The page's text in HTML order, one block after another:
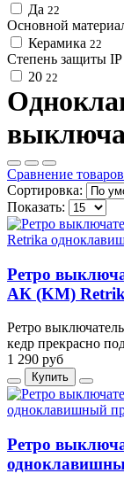
Да 22
Основной
Керамика 22
Степень защиты IP
20 22
Сравнение
Сортировка:
Показать:
Ретро
АК (KM)
Ретро
кедр прекрасно
1 290 руб
Купить
Ретро